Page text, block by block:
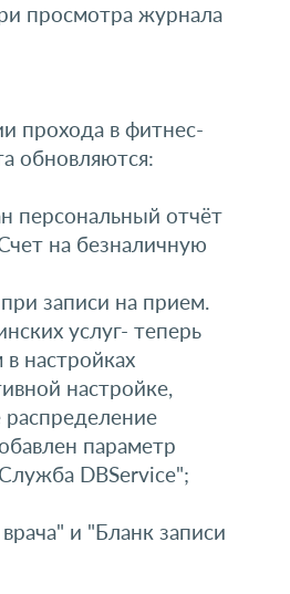
просмотра журнала
прохода в фитнес-
обновляются:
персональный отчёт
на безналичную
записи на прием.
услуг- теперь
настройках
настройке,
параметр
DBService";
и "Бланк записи